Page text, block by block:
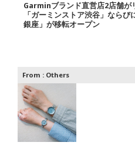
Garminブランド直営店2店舗が
「ガーミンストア渋谷」ならび
銀座」が移転オープン
From : Others